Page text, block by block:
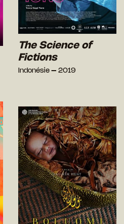
The Science of
Fictions
Indonésie – 2019